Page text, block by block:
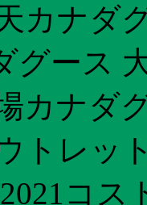
カナダ
グース
カナダ
トレッ
コ